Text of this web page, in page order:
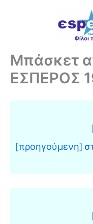
Μπάσκετ
ΕΣΠΕΡΟΣ
[προηγούμενη]